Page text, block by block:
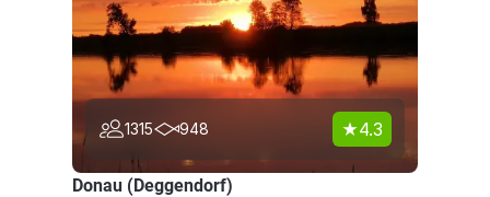
1315 948 4.3
Donau (Deggendorf)